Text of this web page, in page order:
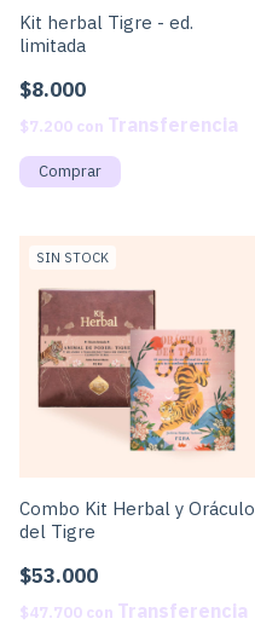
Kit herbal Tigre - ed.
limitada
$8.000
$7.200 con
SIN STOCK
Combo Kit Herbal y Oráculo
del Tigre
$53.000
$47.700 con